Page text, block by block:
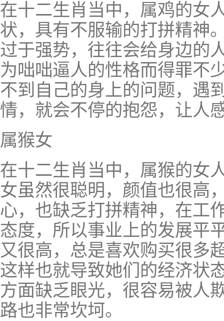
在十二生肖当中，属鸡的女
状，具有不服输的打拼精神
过于强势，往往会给身边的
为咄咄逼人的性格而得罪不
不到自己的身上的问题，遇
情，就会不停的抱怨，让人
属猴女
在十二生肖当中，属猴的女
女虽然很聪明，颜值也很高
心，也缺乏打拼精神，在工
态度，所以事业上的发展平
又很高，总是喜欢购买很多
这样也就导致她们的经济状
方面缺乏眼光，很容易被人
路也非常坎坷。